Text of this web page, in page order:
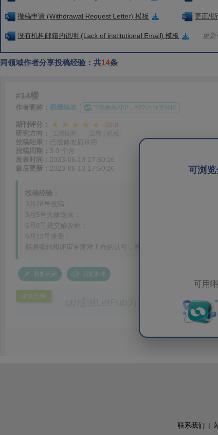
撤稿申请 (Withdrawal Request Letter) 模板 更正/
没有机构邮箱的说明 (Lack of institutional Email) 模板 更
同领域作者分享投稿经验：共14条
可浏
可用
#14楼
作者昵称： 枫继续吹 下载蝌蝌APP，和TA沟通更轻松
期刊评分：
10.0
研究方向：
投稿结果： 已投修改后录用
投稿周期： 3.0 个月
发表时间： 2023-06-13 17:50:16
最后更新： 2023-06-13 17:50:16
投稿经验：
3月28号投稿；
5月5号大修返回；
6月8号提交修改稿；
6月13号接受；
感谢编辑和评审专家对工作的认可，祝期刊越办越好！
我要点评 回复本楼
发表范例
感谢LetPub为本论文提供专业
务。编辑结合论文中全光谱响应S
效应及界面电荷传输等研究内容，
联系我们